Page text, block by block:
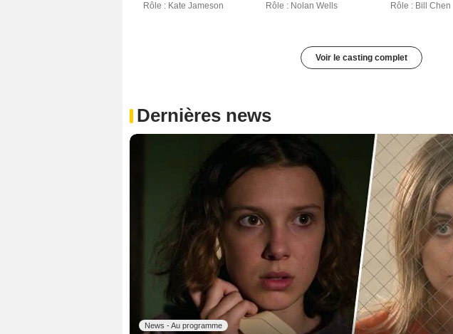
Rôle : Kate Jameson Rôle : Nolan Wells Rôle : Bill Chen
Voir le casting complet
Dernières news
News - Au programme